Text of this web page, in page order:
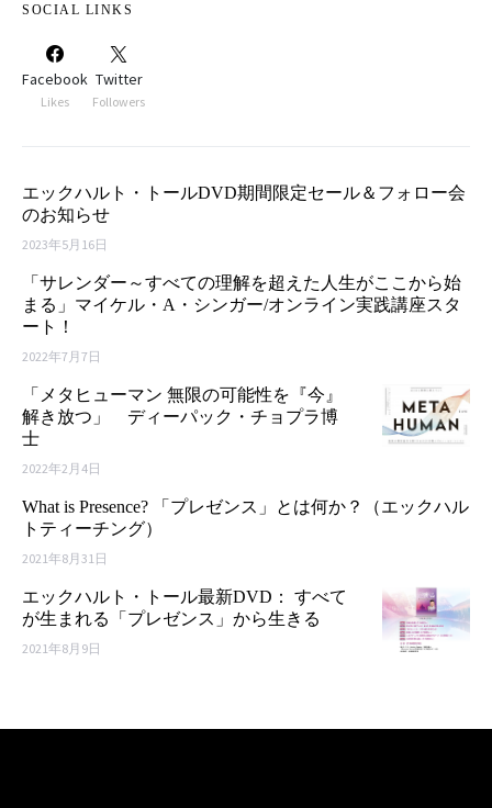
SOCIAL LINKS
Facebook
Likes
Twitter
Followers
エックハルト・トールDVD期間限定セール＆フォロー会
のお知らせ
2023年5月16日
「サレンダー～すべての理解を超えた人生がここから始
まる」マイケル・A・シンガー/オンライン実践講座スタ
ート！
2022年7月7日
「メタヒューマン 無限の可能性を『今』
解き放つ」 ディーパック・チョプラ博
士
2022年2月4日
What is Presence? 「プレゼンス」とは何か？（エックハル
トティーチング）
2021年8月31日
エックハルト・トール最新DVD： すべて
が生まれる「プレゼンス」から生きる
2021年8月9日